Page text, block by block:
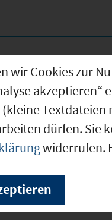
Cookies zur
akzeptieren“
dürfen.
widerrufen.